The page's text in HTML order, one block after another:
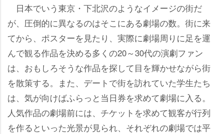
日本でいう東京・下北沢のようなイメージの街だ
が、圧倒的に異なるのはそこにある劇場の数。街に来
てから、ポスターを見たり、実際に劇場周りに足を運
んで観る作品を決める多くの20～30代の演劇ファン
は、おもしろそうな作品を探して目を輝かせながら街
を散策する。また、デートで街を訪れていた学生たち
は、気が向けばふらっと当日券を求めて劇場に入る。
人気作品の劇場前には、チケットを求めて観客が行列
を作るといった光景が見られ、それぞれの劇場では平